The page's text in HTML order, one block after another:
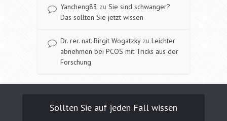
Yancheng83 zu Sie sind schwanger?
Das sollten Sie jetzt wissen
Dr. rer. nat. Birgit Wogatzkyzu Leichter
abnehmen bei PCOS mit Tricks aus der
Forschung
Sollten Sie auf jeden Fall wissen